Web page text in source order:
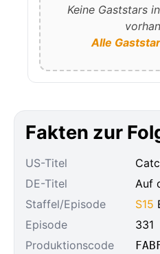
Keine Gaststars
Alle
Fakten zur
US-Titel
DE-Titel
Auf
Staffel/Episode
S15
Episode
331
Produktionscode